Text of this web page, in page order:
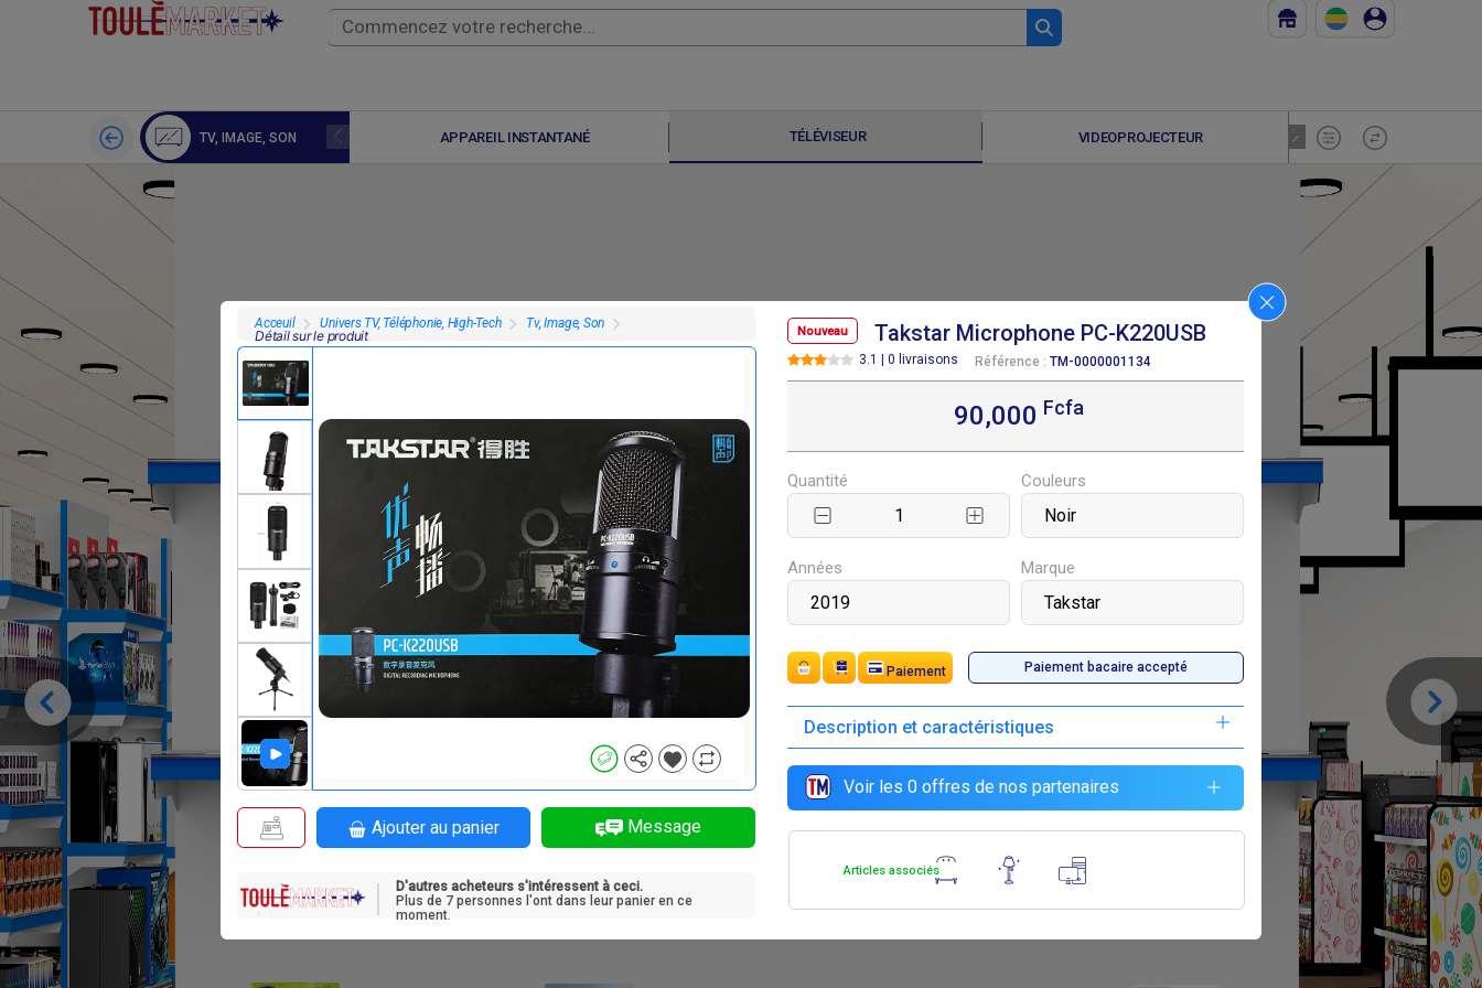
Acceuil Univers TV, Téléphonie, High-Tech Tv, Image, Son
Détail sur le produit
Ajouter au panier Message
D'autres acheteurs s'intéressent à ceci.
Plus de 7 personnes l'ont dans leur panier en ce
moment.
Nouveau Takstar Microphone PC-K220USB
3.1 | 0 livraisons Référence : TM-0000001134
90,000 Fcfa
Quantité Couleurs
Années Marque
Paiement Paiement bacaire accepté
Description et caractéristiques
Voir les 0 offres de nos partenaires
Articles associés
TV, IMAGE, SON
DRONE CAMERA APPAREIL INSTANTANÉ TÉLÉVISEUR VIDEOPROJECTEUR
110 000F
25 000F 30 000F 110 000 80 000